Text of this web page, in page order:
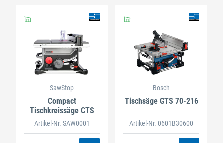
SawStop
Compact
Tischkreissäge CTS
Artikel-Nr. SAW0001
Bosch
Tischsäge GTS 70-216
Artikel-Nr. 0601B30600